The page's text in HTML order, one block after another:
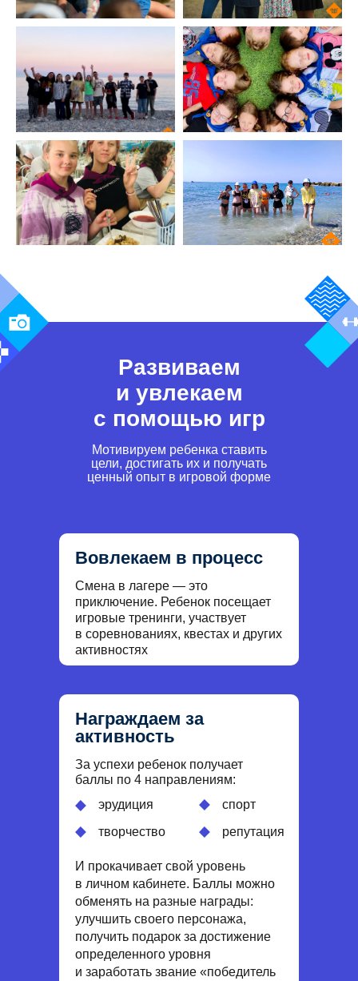
Развиваем
и увлекаем
с помощью игр
Мотивируем ребенка ставить
цели, достигать их и получать
ценный опыт в игровой форме
Смена в лагере — это
приключение. Ребенок посещает
игровые тренинги, участвует
в соревнованиях, квестах и других
активностях
Вовлекаем в процесс
Награждаем за
активность
За успехи ребенок получает
баллы по 4 направлениям:
И прокачивает свой уровень
в личном кабинете. Баллы можно
обменять на разные награды:
улучшить своего персонажа,
получить подарок за достижение
определенного уровня
и заработать звание «победитель
эрудиция
творчество
спорт
репутация